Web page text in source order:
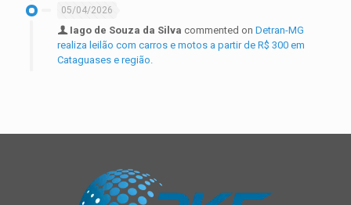
05/04/2026
Iago de Souza da Silva commented on Detran-MG
realiza leilão com carros e motos a partir de R$ 300 em
Cataguases e região.